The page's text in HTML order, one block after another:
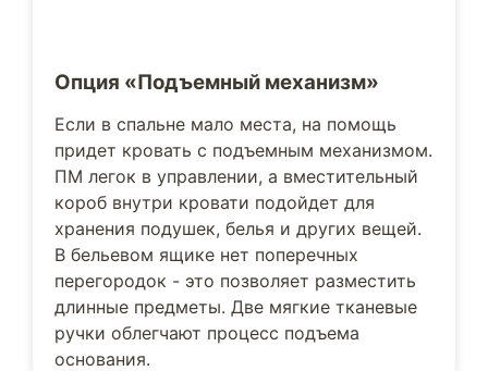
Опция «Подъемный механизм»
Если в спальне мало места, на помощь
придет кровать с подъемным механизмом.
ПМ легок в управлении, а вместительный
короб внутри кровати подойдет для
хранения подушек, белья и других вещей.
В бельевом ящике нет поперечных
перегородок - это позволяет разместить
длинные предметы. Две мягкие тканевые
ручки облегчают процесс подъема
основания.